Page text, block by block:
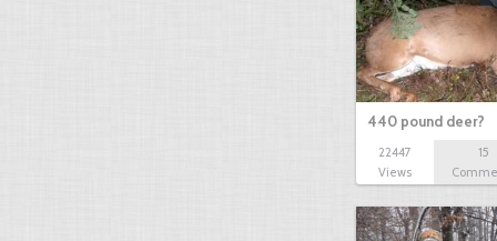
440 pound deer?
22447
Views
15